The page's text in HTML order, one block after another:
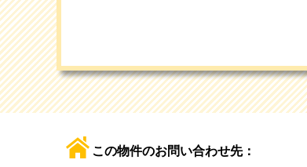
この物件のお問い合わせ先：